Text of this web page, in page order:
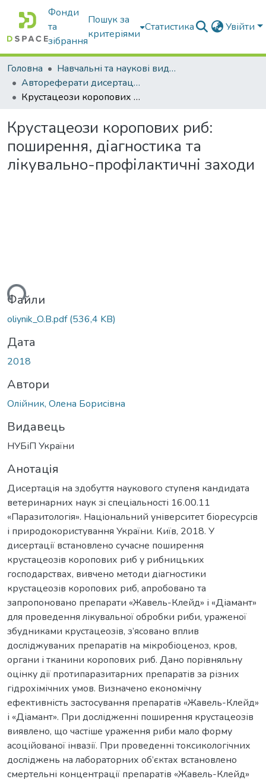
Фонди
та
зібрання
Пошук за
критеріями
Статистика Увійти
Головна
Навчальні та наукові видання
Автореферати дисертацій та дисертації
Крустацеози коропових риб: поширення, діагностика та лікувально-профілактичні заходи
Крустацеози коропових риб:
поширення, діагностика та
лікувально-профілактичні заходи
Файли
oliynik_O.B.pdf(536,4 KB)
Дата
2018
Автори
Олійник, Олена Борисівна
Видавець
НУБіП України
Анотація
Дисертація на здобуття наукового ступеня кандидата
ветеринарних наук зі спеціальності 16.00.11
«Паразитологія». Національний університет біоресурсів
і природокористування України. Київ, 2018. У
дисертації встановлено сучасне поширення
крустацеозів коропових риб у рибницьких
господарствах, вивчено методи діагностики
крустацеозів коропових риб, апробовано та
запропоновано препарати «Жавель-Клейд» і «Діамант»
для проведення лікувальної обробки риби, ураженої
збудниками крустацеозів, з’ясовано вплив
досліджуваних препаратів на мікробіоценоз, кров,
органи і тканини коропових риб. Дано порівняльну
оцінку дії протипаразитарних препаратів за різних
гідрохімічних умов. Визначено економічну
ефективність застосування препаратів «Жавель-Клейд»
і «Діамант». При дослідженні поширення крустацеозів
виявлено, що частіше ураження риби мало форму
асоційованої інвазії. При проведенні токсикологічних
досліджень на лабораторних об’єктах встановлено
смертельні концентрації препаратів «Жавель-Клейд»